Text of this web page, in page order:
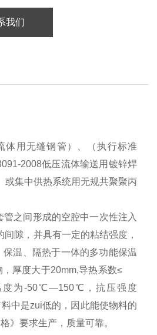
我们
体用无缝钢管）、（执行标准
2008低压流体输送用镀锌焊
集中供热系统用无规共聚聚丙
之间形成的空腔中一次性注入
隙，并具有一定的粘结强度，
温、隔热于一体的多功能保温
，厚度大于20mm,导热系数≤
度为-50℃—150℃，抗压强度
中是zui低的，因此能使物料的
要求生产，质量可靠。